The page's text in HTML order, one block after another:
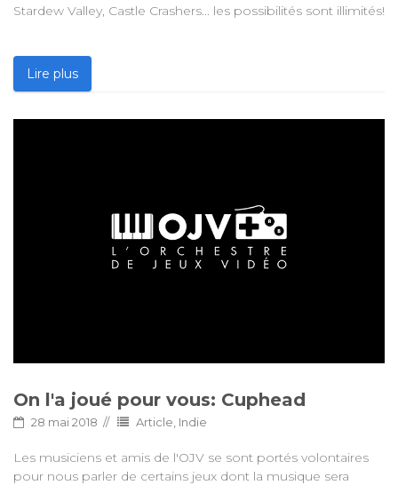
Stardew Valley, Castle Crashers... les possibilités sont illimités!
Lire plus
On l'a joué pour vous: Cuphead
28 mai 2018 Article Indie
Les musiciens et amis de l'OJV se sont portés volontaires
pour nous parler de certains jeux dont la musique sera